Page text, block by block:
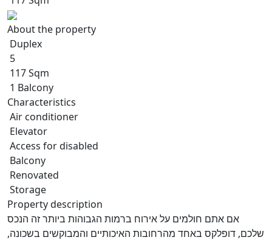
About the property
Duplex
5
117 Sqm
1 Balcony
Characteristics
Air conditioner
Elevator
Access for disabled
Balcony
Renovated
Storage
Property description
אם אתם חולמים על אירוח ברמות הגבוהות ביותר זה הנכס
שלכם, דופלקס באחד מהרחובות האיכותיים והמבוקשים בשכונה,